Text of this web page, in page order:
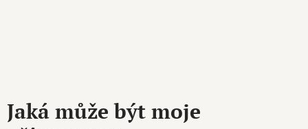
Jaká může být moje